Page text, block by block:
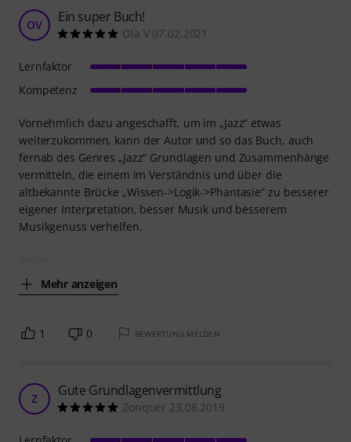
OV Ein super Buch!
Ola V 07.02.2021
Vornehmlich dazu angeschafft, um im „Jazz“ etwas
weiterzukommen, kann der Autor und so das Buch, auch
fernab des Genres „Jazz“ Grundlagen und Zusammenhänge
vermitteln, die einem im Verständnis und über die
altbekannte Brücke „Wissen->Logik->Phantasie“ zu besserer
eigener Interpretation, besser Musik und besserem
Musikgenuss verhelfen.
Mehr anzeigen
Lernfaktor
Kompetenz
1 0 BEWERTUNG MELDEN
Z Gute Grundlagenvermittlung
Zonquer 23.08.2019